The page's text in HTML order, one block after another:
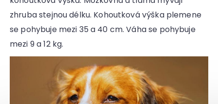
zhruba stejnou délku. Kohoutková výška plemene
se pohybuje mezi 35 a 40 cm. Váha se pohybuje
mezi 9 a 12 kg.